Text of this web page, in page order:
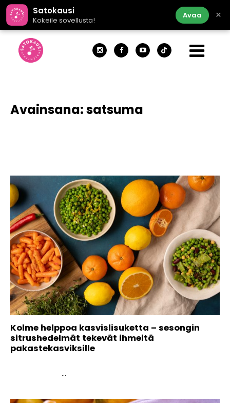
Satokausi
Kokeile sovellusta!
Avaa ×
Avainsana:satsuma
Kolme helppoa kasvislisuketta – sesongin
sitrushedelmät tekevät ihmeitä
pakastekasviksille
...